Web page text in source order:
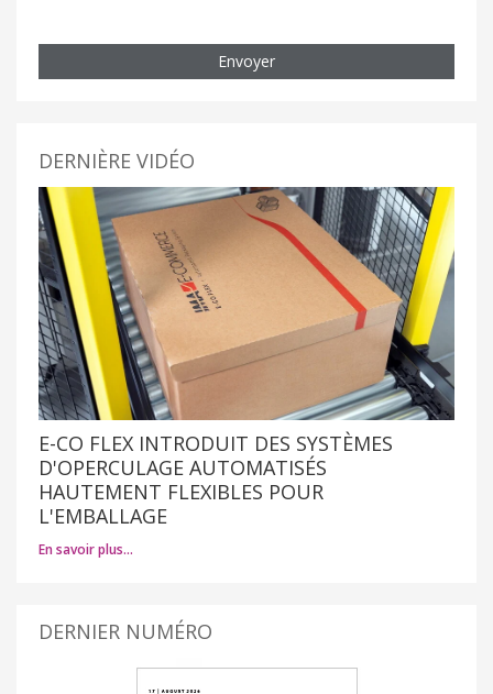
Envoyer
DERNIÈRE VIDÉO
E-CO FLEX INTRODUIT DES SYSTÈMES
D'OPERCULAGE AUTOMATISÉS
HAUTEMENT FLEXIBLES POUR
L'EMBALLAGE
En savoir plus…
DERNIER NUMÉRO